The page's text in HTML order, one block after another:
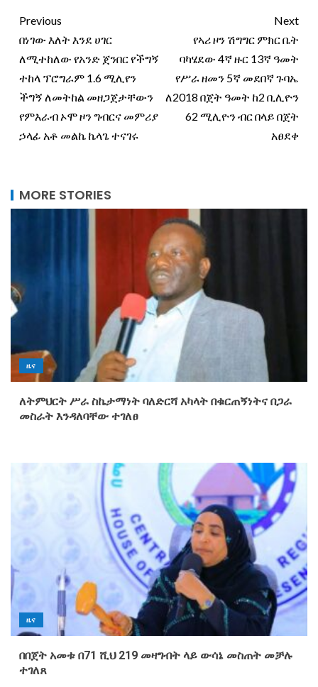
Previous
በነገው እለት እንደ ሀገር
ለሚተከለው የአንድ ጀንበር የችግኝ
ተከላ ፕሮግራም 1.6 ሚሊየን
ችግኝ ለመትከል መዘጋጀታቸውን
የምእራብ ኦሞ ዞን ግብርና መምሪያ
ኃላፊ አቶ መልኬ ኬላጌ ተናገሩ
Next
የኣሪ ዞን ሽግግር ምክር ቤት
ባካሄደው 4ኛ ዙር 13ኛ ዓመት
የሥራ ዘመን 5ኛ መደበኛ ጉባኤ
ለ2018 በጀት ዓመት ከ2 ቢሊዮን
62 ሚሊዮን ብር በላይ በጀት
አፀደቀ
MORE STORIES
ዜና
ለትምህርት ሥራ ስኬታማነት ባለድርሻ አካላት በቁርጠኝነትና በጋራ
መስራት እንዳለባቸው ተገለፀ
ዜና
በበጀት አመቱ በ71 ሺህ 219 መዛግብት ላይ ውሳኔ መስጠት መቻሉ
ተገለጸ